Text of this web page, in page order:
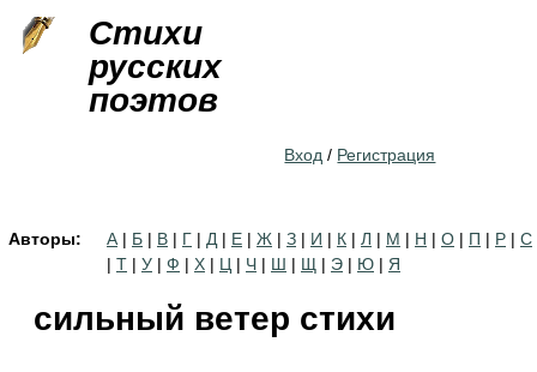
Стихи
русских
поэтов
Вход / Регистрация
Авторы: А | Б | В | Г | Д | Е | Ж | З | И | К | Л | М | Н | О | П | Р | С
| Т | У | Ф | Х | Ц | Ч | Ш | Щ | Э | Ю | Я
сильный ветер стихи